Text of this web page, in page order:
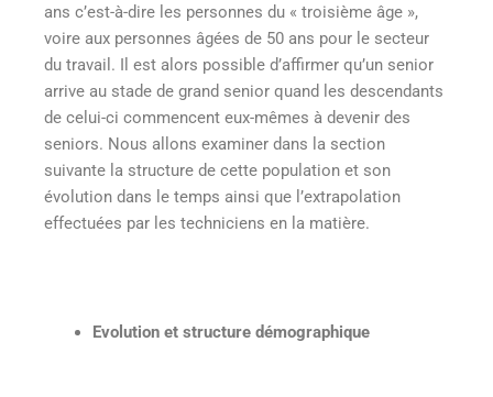
ans c’est-à-dire les personnes du « troisième âge »,
voire aux personnes âgées de 50 ans pour le secteur
du travail. Il est alors possible d’affirmer qu’un senior
arrive au stade de grand senior quand les descendants
de celui-ci commencent eux-mêmes à devenir des
seniors. Nous allons examiner dans la section
suivante la structure de cette population et son
évolution dans le temps ainsi que l’extrapolation
effectuées par les techniciens en la matière.
Evolution et structure démographique